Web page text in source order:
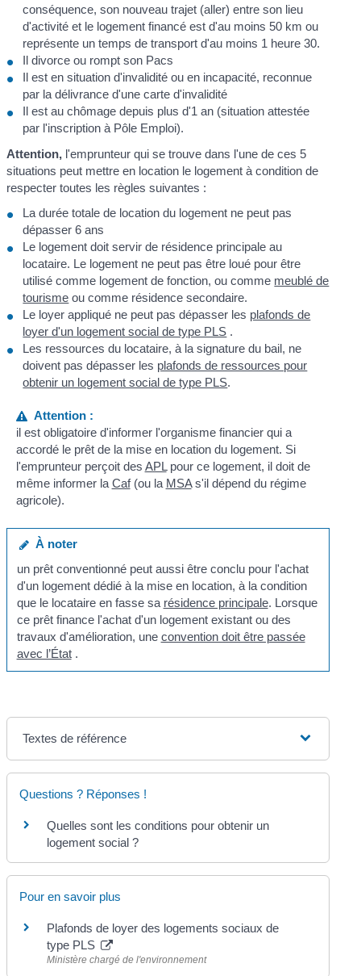
conséquence, son nouveau trajet (aller) entre son lieu
d'activité et le logement financé est d'au moins 50 km ou
représente un temps de transport d'au moins 1 heure 30.
Il divorce ou rompt son Pacs
Il est en situation d'invalidité ou en incapacité, reconnue
par la délivrance d'une carte d'invalidité
Il est au chômage depuis plus d'1 an (situation attestée
par l'inscription à Pôle Emploi).
Attention, l'emprunteur qui se trouve dans l'une de ces 5
situations peut mettre en location le logement à condition de
respecter toutes les règles suivantes :
La durée totale de location du logement ne peut pas
dépasser 6 ans
Le logement doit servir de résidence principale au
locataire. Le logement ne peut pas être loué pour être
utilisé comme logement de fonction, ou comme meublé de
tourisme ou comme résidence secondaire.
Le loyer appliqué ne peut pas dépasser les plafonds de
loyer d'un logement social de type PLS .
Les ressources du locataire, à la signature du bail, ne
doivent pas dépasser les plafonds de ressources pour
obtenir un logement social de type PLS.
Attention :
il est obligatoire d'informer l'organisme financier qui a
accordé le prêt de la mise en location du logement. Si
l'emprunteur perçoit des APLpour ce logement, il doit de
même informer la Caf(ou la MSAs'il dépend du régime
agricole).
À noter
un prêt conventionné peut aussi être conclu pour l'achat
d'un logement dédié à la mise en location, à la condition
que le locataire en fasse sa résidence principale. Lorsque
ce prêt finance l'achat d'un logement existant ou des
travaux d'amélioration, une convention doit être passée
avec l’État.
Textes de référence
Questions ? Réponses !
Quelles sont les conditions pour obtenir un
logement social ?
Pour en savoir plus
Plafonds de loyer des logements sociaux de
type PLS
Ministère chargé de l'environnement